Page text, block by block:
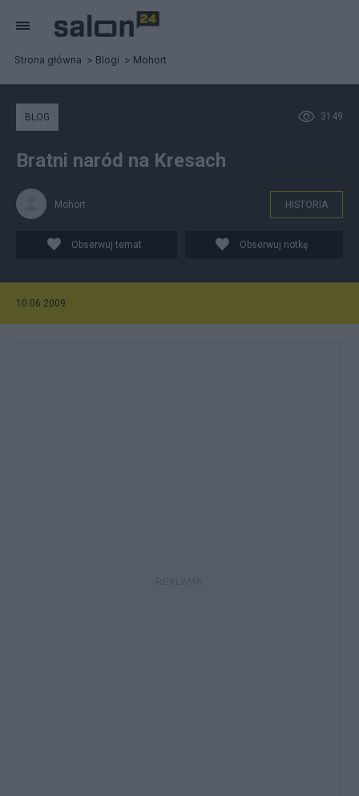
Strona główna Blogi Mohort
3149
BLOG
Bratni naród na Kresach
Mohort HISTORIA
Obserwuj temat Obserwuj notkę
10.06.2009